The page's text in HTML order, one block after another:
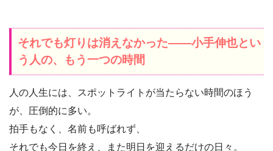
それでも灯りは消えなかった――小手伸也とい
う人の、もう一つの時間
人の人生には、スポットライトが当たらない時間のほう
が、圧倒的に多い。
拍手もなく、名前も呼ばれず、
それでも今日を終え、また明日を迎えるだけの日々。